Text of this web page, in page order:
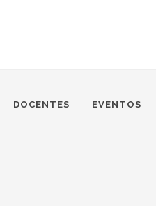
DOCENTES EVENTOS